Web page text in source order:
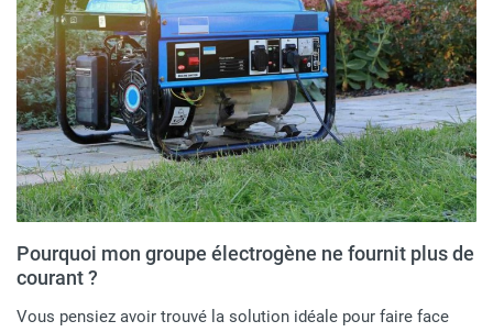
Pourquoi mon groupe électrogène ne fournit plus de
courant ?
Vous pensiez avoir trouvé la solution idéale pour faire face